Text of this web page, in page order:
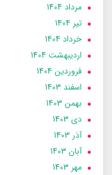
مرداد 1404
تير 1404
خرداد 1404
ارديبهشت 1404
فروردین 1404
اسفند 1403
بهمن 1403
دی 1403
آذر 1403
آبان 1403
مهر 1403